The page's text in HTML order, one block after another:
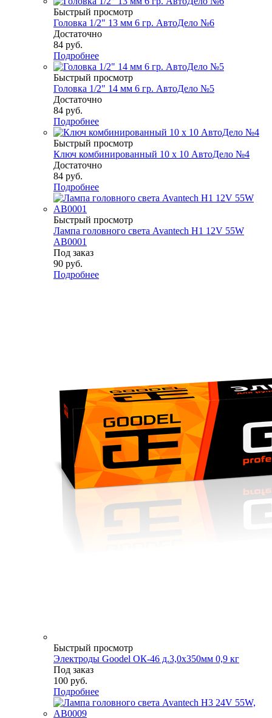
Быстрый просмотр
Головка 1/2" 13 мм 6 гр. АвтоДело №6
Достаточно
84 руб.
Подробнее
Быстрый просмотр
Головка 1/2" 14 мм 6 гр. АвтоДело №5
Достаточно
84 руб.
Подробнее
Быстрый просмотр
Ключ комбинированный 10 х 10 АвтоДело №4
Достаточно
84 руб.
Подробнее
Быстрый просмотр
Лампа головного света Avantech H1 12V 55W
AB0001
Под заказ
90 руб.
Подробнее
Быстрый просмотр
Электроды Goodel ОК-46 д.3,0х350мм 0,9 кг
Под заказ
100 руб.
Подробнее